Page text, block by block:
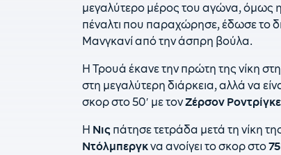
μεγαλύτερο μέρος του αγώνα, όμως
πέναλτι που παραχώρησε, έδωσε το
Μανγκανί από την άσπρη βούλα.
Η Τρουά έκανε την πρώτη της νίκη
στη μεγαλύτερη διάρκεια, αλλά να
σκορ στο 50′ με τονΖέρσον
Η Νις πάτησε τετράδα μετά τη νίκη
Ντόλμπεργκνα ανοίγει το σκορ στο75